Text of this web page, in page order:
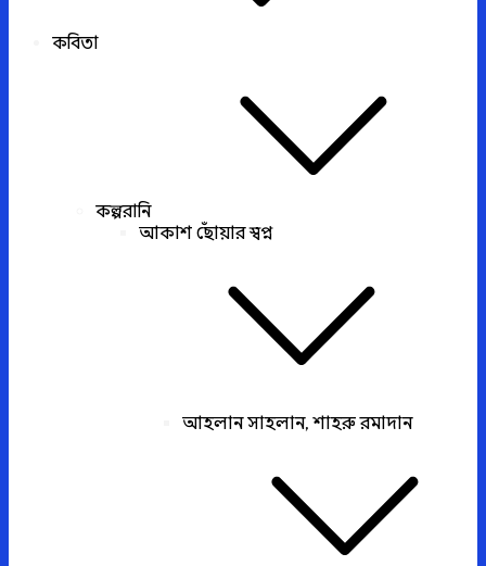
কবিতা
কল্পরানি
আকাশ ছোঁয়ার স্বপ্ন
আহলান সাহলান, শাহরু রমাদান